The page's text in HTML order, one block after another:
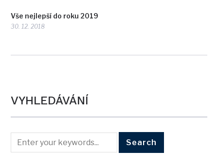
Vše nejlepší do roku 2019
30. 12. 2018
VYHLEDÁVÁNÍ